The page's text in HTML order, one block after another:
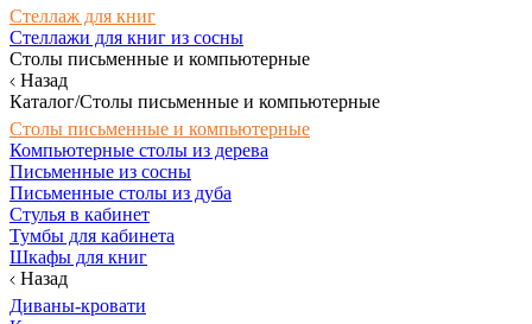
Стеллаж для книг
Стеллажи для книг из сосны
Столы письменные и компьютерные
Назад
Каталог/Столы письменные и компьютерные
Столы письменные и компьютерные
Компьютерные столы из дерева
Письменные из сосны
Письменные столы из дуба
Стулья в кабинет
Тумбы для кабинета
Шкафы для книг
Назад
Диваны-кровати